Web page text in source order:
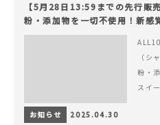
【5月28日13:59までの先行販
粉・添加物を一切不使用！新感
ツでヘルシーライフを。
（シ
粉・
スイ
お知らせ 2025.04.30